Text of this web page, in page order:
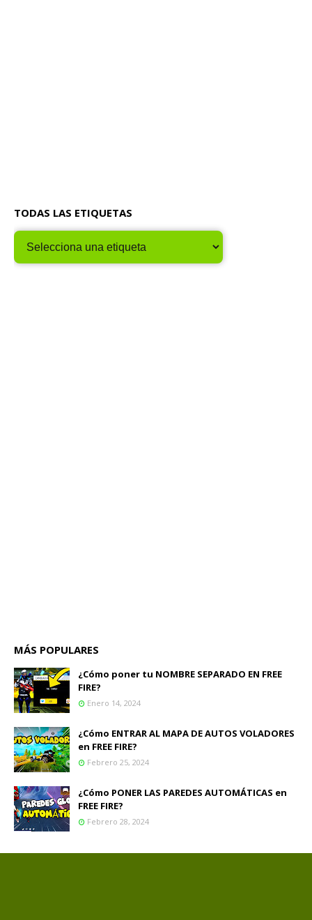
TODAS LAS ETIQUETAS
MÁS POPULARES
¿Cómo poner tu NOMBRE SEPARADO EN FREE
FIRE?
Enero 14, 2024
¿Cómo ENTRAR AL MAPA DE AUTOS VOLADORES
en FREE FIRE?
Febrero 25, 2024
¿Cómo PONER LAS PAREDES AUTOMÁTICAS en
FREE FIRE?
Febrero 28, 2024